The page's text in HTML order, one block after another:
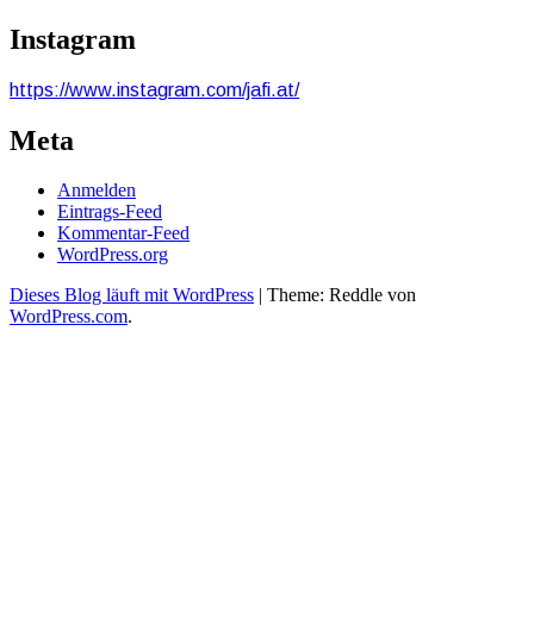
Instagram
https://www.instagram.com/jafi.at/
Meta
Anmelden
Eintrags-Feed
Kommentar-Feed
WordPress.org
Dieses Blog läuft mit WordPress | Theme: Reddle von
WordPress.com.